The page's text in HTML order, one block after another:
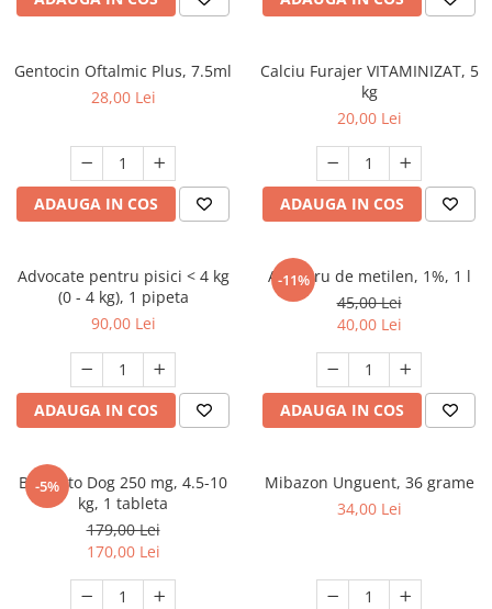
FRESH FARM
MY LOVE
ACCESORII
DIETE VETERINARE
IGIENA SI COSMETICA
SAMPOANE
SUPLIMENTE
AFECTIUNI AURICULARE
AFECTIUNI DERMATOLOGICE
AFECTIUNI HEPATICE
AFECTIUNI OCULARE
AFECTIUNI URINARE
IMUNITATE
LAPTE PRAF
FARMINA
FRESH FARM
MORANDO
ACCESORII
DIETE VETERINARE
IGIENA SI COSMETICA
IGIENA OCHI SI URECHI
SAMPOANE
SUPLIMENTE
AFECTIUNI AURICULARE
AFECTIUNI DERMATOLOGICE
AFECTIUNI DIGESTIVE
AFECTIUNI HEPATICE
AFECTIUNI OCULARE
AFECTIUNI URINARE
IMUNITATE
Gentocin Oftalmic Plus, 7.5ml
28,00 Lei
ADAUGA IN COS
Calciu Furajer VITAMINIZAT, 5
kg
20,00 Lei
ADAUGA IN COS
Advocate pentru pisici < 4 kg
(0 - 4 kg), 1 pipeta
90,00 Lei
ADAUGA IN COS
-11%
Albastru de metilen, 1%, 1 l
45,00 Lei
40,00 Lei
ADAUGA IN COS
-5%
Bravecto Dog 250 mg, 4.5-10
kg, 1 tableta
179,00 Lei
170,00 Lei
Mibazon Unguent, 36 grame
34,00 Lei